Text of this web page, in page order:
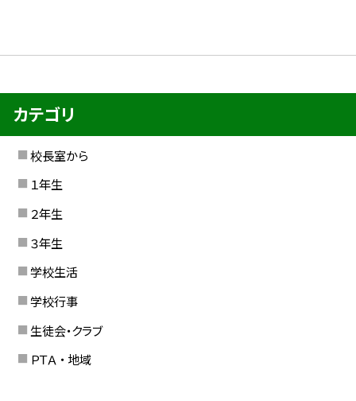
カテゴリ
校長室から
１年生
２年生
３年生
学校生活
学校行事
生徒会・クラブ
ＰＴＡ ・ 地域